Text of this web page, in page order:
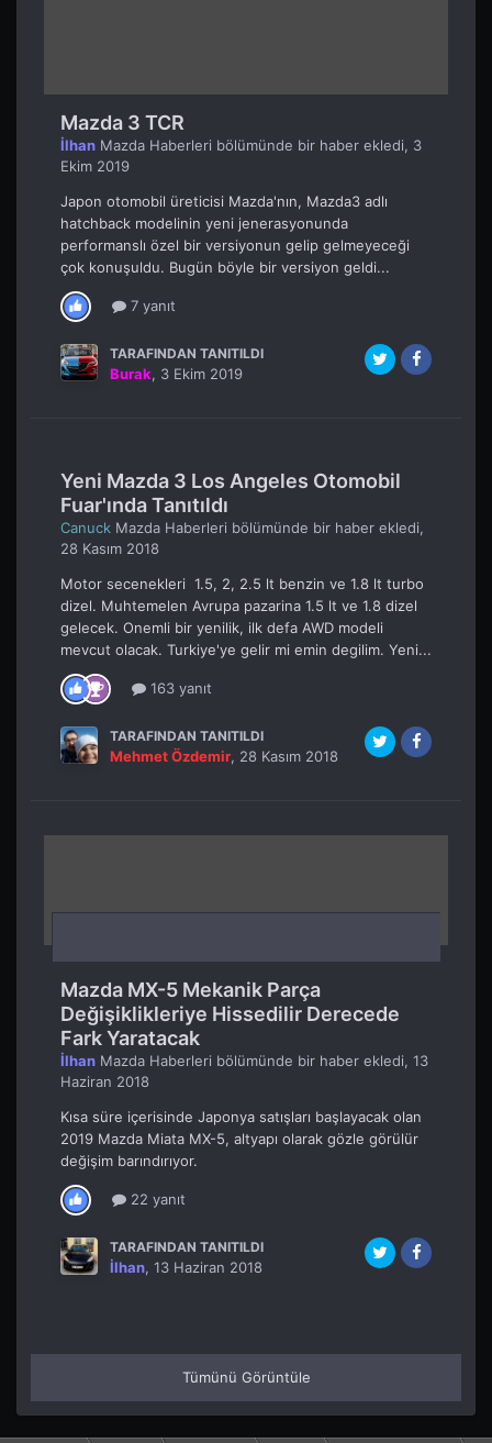
Mazda 3 TCR
İlhan Mazda Haberleri bölümünde bir haber ekledi, 3
Ekim 2019
Japon otomobil üreticisi Mazda'nın, Mazda3 adlı
hatchback modelinin yeni jenerasyonunda
performanslı özel bir versiyonun gelip gelmeyeceği
çok konuşuldu. Bugün böyle bir versiyon geldi...
7 yanıt
TARAFINDAN TANITILDI
Burak, 3 Ekim 2019
Yeni Mazda 3 Los Angeles Otomobil
Fuar'ında Tanıtıldı
Canuck Mazda Haberleri bölümünde bir haber ekledi,
28 Kasım 2018
Motor secenekleri 1.5, 2, 2.5 lt benzin ve 1.8 lt turbo
dizel. Muhtemelen Avrupa pazarina 1.5 lt ve 1.8 dizel
gelecek. Onemli bir yenilik, ilk defa AWD modeli
mevcut olacak. Turkiye'ye gelir mi emin degilim. Yeni...
163 yanıt
TARAFINDAN TANITILDI
Mehmet Özdemir, 28 Kasım 2018
Mazda MX-5 Mekanik Parça
Değişiklikleriye Hissedilir Derecede
Fark Yaratacak
İlhan Mazda Haberleri bölümünde bir haber ekledi, 13
Haziran 2018
Kısa süre içerisinde Japonya satışları başlayacak olan
2019 Mazda Miata MX-5, altyapı olarak gözle görülür
değişim barındırıyor.
22 yanıt
TARAFINDAN TANITILDI
İlhan, 13 Haziran 2018
Tümünü Görüntüle